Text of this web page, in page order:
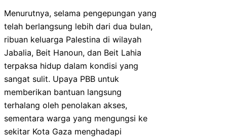
Menurutnya, selama pengepungan yang
telah berlangsung lebih dari dua bulan,
ribuan keluarga Palestina di wilayah
Jabalia, Beit Hanoun, dan Beit Lahia
terpaksa hidup dalam kondisi yang
sangat sulit. Upaya PBB untuk
memberikan bantuan langsung
terhalang oleh penolakan akses,
sementara warga yang mengungsi ke
sekitar Kota Gaza menghadapi